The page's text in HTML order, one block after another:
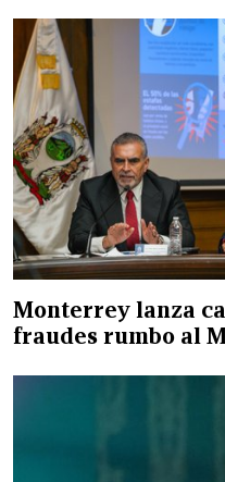
Monterrey lanza
fraudes rumbo al